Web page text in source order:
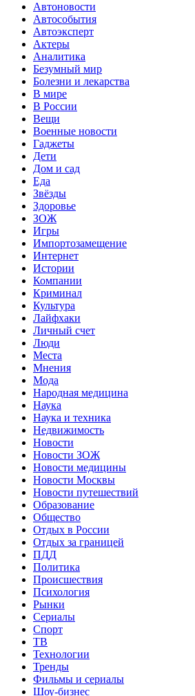
Автоновости
Автособытия
Автоэксперт
Актеры
Аналитика
Безумный мир
Болезни и лекарства
В мире
В России
Вещи
Военные новости
Гаджеты
Дети
Дом и сад
Еда
Звёзды
Здоровье
ЗОЖ
Игры
Импортозамещение
Интернет
Истории
Компании
Криминал
Культура
Лайфхаки
Личный счет
Люди
Места
Мнения
Мода
Народная медицина
Наука
Наука и техника
Недвижимость
Новости
Новости ЗОЖ
Новости медицины
Новости Москвы
Новости путешествий
Образование
Общество
Отдых в России
Отдых за границей
ПДД
Политика
Происшествия
Психология
Рынки
Сериалы
Спорт
ТВ
Технологии
Тренды
Фильмы и сериалы
Шоу-бизнес